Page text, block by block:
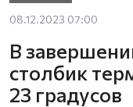
08.12.2023 07:00
В
столбик
23 градусов